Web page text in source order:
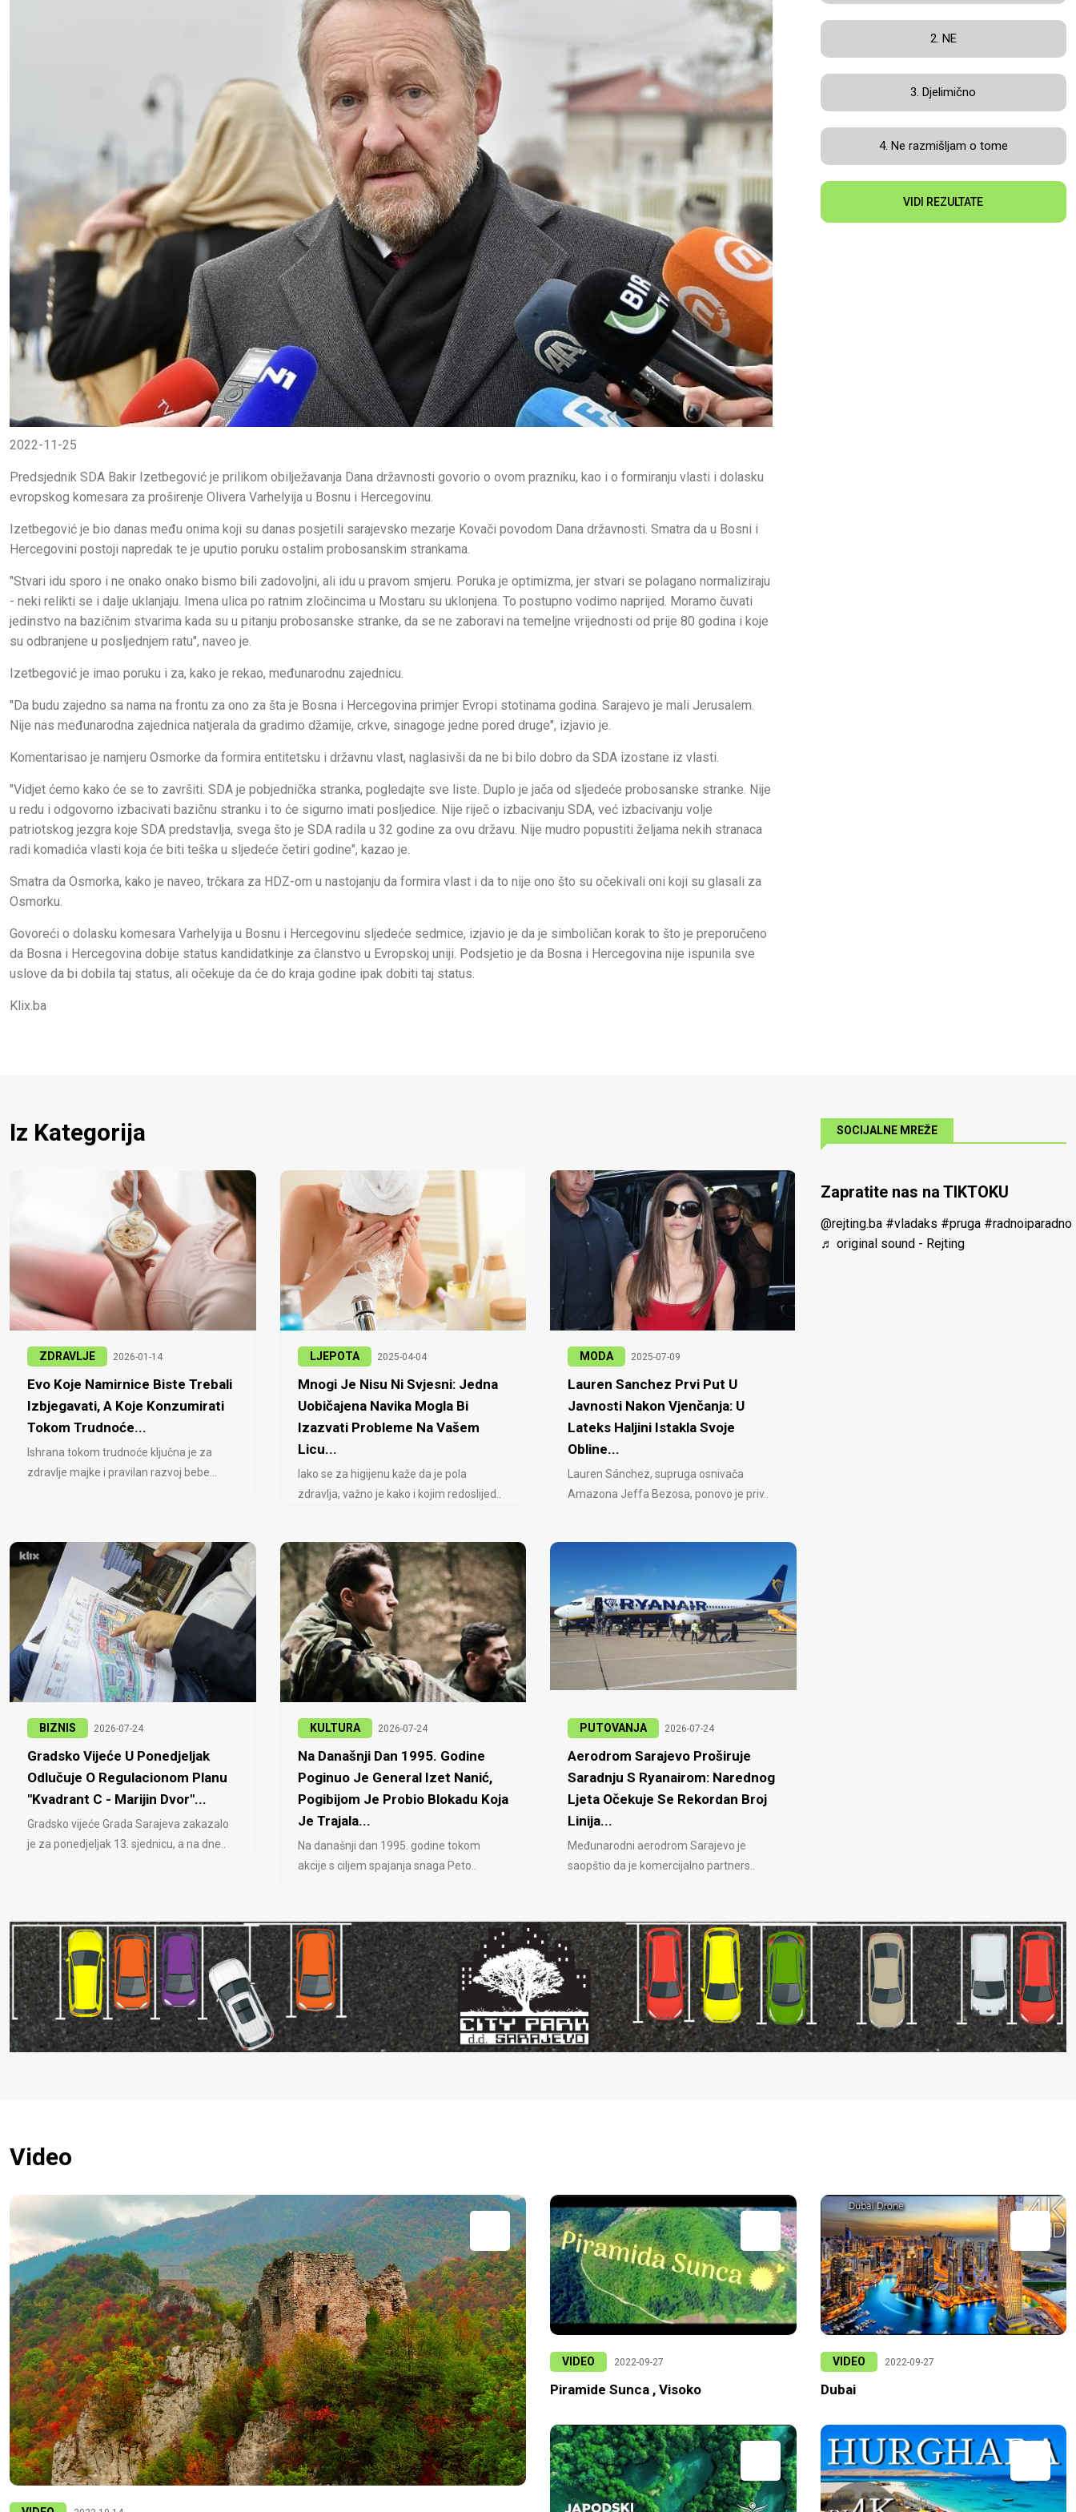
2022-11-25
Predsjednik SDA Bakir Izetbegović je prilikom obilježavanja Dana državnosti govorio o ovom prazniku, kao i o formiranju vlasti i dolasku
evropskog komesara za proširenje Olivera Varhelyija u Bosnu i Hercegovinu.
Izetbegović je bio danas među onima koji su danas posjetili sarajevsko mezarje Kovači povodom Dana državnosti. Smatra da u Bosni i
Hercegovini postoji napredak te je uputio poruku ostalim probosanskim strankama.
"Stvari idu sporo i ne onako onako bismo bili zadovoljni, ali idu u pravom smjeru. Poruka je optimizma, jer stvari se polagano normaliziraju
- neki relikti se i dalje uklanjaju. Imena ulica po ratnim zločincima u Mostaru su uklonjena. To postupno vodimo naprijed. Moramo čuvati
jedinstvo na bazičnim stvarima kada su u pitanju probosanske stranke, da se ne zaboravi na temeljne vrijednosti od prije 80 godina i koje
su odbranjene u posljednjem ratu", naveo je.
Izetbegović je imao poruku i za, kako je rekao, međunarodnu zajednicu.
"Da budu zajedno sa nama na frontu za ono za šta je Bosna i Hercegovina primjer Evropi stotinama godina. Sarajevo je mali Jerusalem.
Nije nas međunarodna zajednica natjerala da gradimo džamije, crkve, sinagoge jedne pored druge", izjavio je.
Komentarisao je namjeru Osmorke da formira entitetsku i državnu vlast, naglasivši da ne bi bilo dobro da SDA izostane iz vlasti.
"Vidjet ćemo kako će se to završiti. SDA je pobjednička stranka, pogledajte sve liste. Duplo je jača od sljedeće probosanske stranke. Nije
u redu i odgovorno izbacivati bazičnu stranku i to će sigurno imati posljedice. Nije riječ o izbacivanju SDA, već izbacivanju volje
patriotskog jezgra koje SDA predstavlja, svega što je SDA radila u 32 godine za ovu državu. Nije mudro popustiti željama nekih stranaca
radi komadića vlasti koja će biti teška u sljedeće četiri godine", kazao je.
Smatra da Osmorka, kako je naveo, trčkara za HDZ-om u nastojanju da formira vlast i da to nije ono što su očekivali oni koji su glasali za
Osmorku.
Govoreći o dolasku komesara Varhelyija u Bosnu i Hercegovinu sljedeće sedmice, izjavio je da je simboličan korak to što je preporučeno
da Bosna i Hercegovina dobije status kandidatkinje za članstvo u Evropskoj uniji. Podsjetio je da Bosna i Hercegovina nije ispunila sve
uslove da bi dobila taj status, ali očekuje da će do kraja godine ipak dobiti taj status.
Klix.ba
2. NE
3. Djelimično
4. Ne razmišljam o tome
VIDI REZULTATE
Iz Kategorija
ZDRAVLJE 2026-01-14
Evo Koje Namirnice Biste Trebali
Izbjegavati, A Koje Konzumirati
Tokom Trudnoće...
Ishrana tokom trudnoće ključna je za
zdravlje majke i pravilan razvoj bebe...
LJEPOTA 2025-04-04
Mnogi Je Nisu Ni Svjesni: Jedna
Uobičajena Navika Mogla Bi
Izazvati Probleme Na Vašem
Licu...
Iako se za higijenu kaže da je pola
zdravlja, važno je kako i kojim redoslijed..
MODA 2025-07-09
Lauren Sanchez Prvi Put U
Javnosti Nakon Vjenčanja: U
Lateks Haljini Istakla Svoje
Obline...
Lauren Sánchez, supruga osnivača
Amazona Jeffa Bezosa, ponovo je priv..
BIZNIS 2026-07-24
Gradsko Vijeće U Ponedjeljak
Odlučuje O Regulacionom Planu
"Kvadrant C - Marijin Dvor"...
Gradsko vijeće Grada Sarajeva zakazalo
je za ponedjeljak 13. sjednicu, a na dne..
KULTURA 2026-07-24
Na Današnji Dan 1995. Godine
Poginuo Je General Izet Nanić,
Pogibijom Je Probio Blokadu Koja
Je Trajala...
Na današnji dan 1995. godine tokom
akcije s ciljem spajanja snaga Peto..
PUTOVANJA 2026-07-24
Aerodrom Sarajevo Proširuje
Saradnju S Ryanairom: Narednog
Ljeta Očekuje Se Rekordan Broj
Linija...
Međunarodni aerodrom Sarajevo je
saopštio da je komercijalno partners..
SOCIJALNE MREŽE
Zapratite nas na TIKTOKU
@rejting.ba #vladaks #pruga #radnoiparadno
♬ original sound - Rejting
Video
VIDEO 2022-09-27
Piramide Sunca , Visoko
VIDEO 2022-09-27
Dubai